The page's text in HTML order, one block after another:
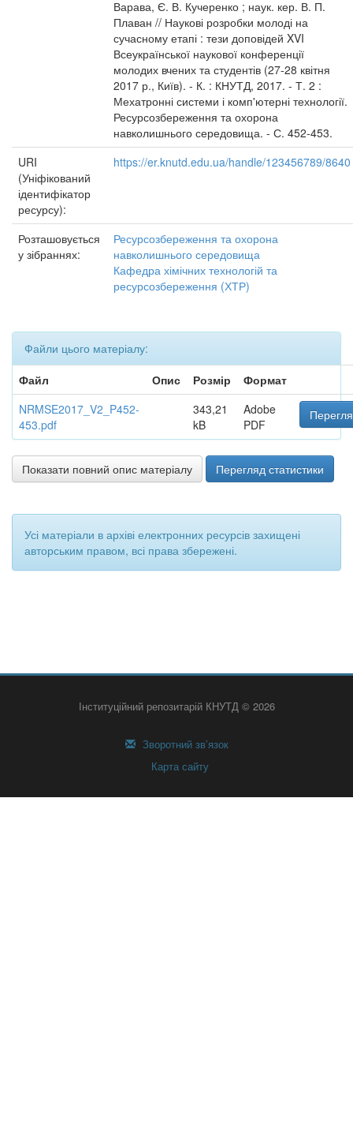
Варава, Є. В. Кучеренко ; наук. кер. В. П.
Плаван // Наукові розробки молоді на
сучасному етапі : тези доповідей XVI
Всеукраїнської наукової конференції
молодих вчених та студентів (27-28 квітня
2017 р., Київ). - К. : КНУТД, 2017. - Т. 2 :
Мехатронні системи і комп'ютерні технології.
Ресурсозбереження та охорона
навколишнього середовища. - С. 452-453.
URI
(Уніфікований
ідентифікатор
ресурсу):
https://er.knutd.edu.ua/handle/123456789/8640
Розташовується
у зібраннях:
Ресурсозбереження та охорона
навколишнього середовища
Кафедра хімічних технологій та
ресурсозбереження (ХТР)
Файли цього матеріалу:
Файл
Опис Розмір
Формат
NRMSE2017_V2_P452-
453.pdf
343,21
kB
Adobe
PDF
Показати повний опис матеріалу Перегляд статистики
Усі матеріали в архіві електронних ресурсів захищені
авторським правом, всі права збережені.
Інституційний репозитарій КНУТД © 2026
Зворотний зв’язок
Карта сайту